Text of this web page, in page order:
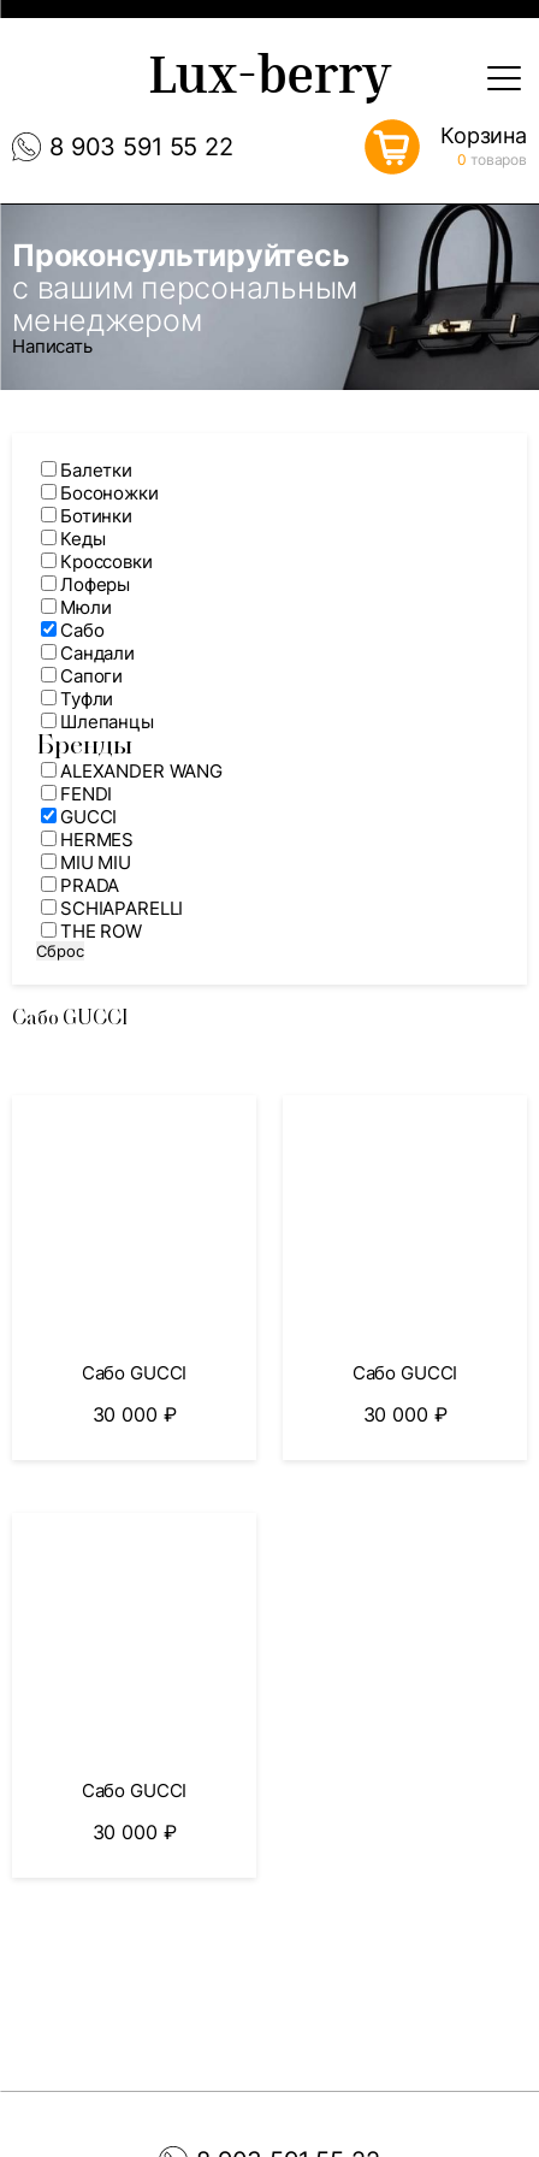
8 903 591 55 22
Lux-berry
Корзина
0 товаров
Проконсультируйтесь
с вашим персональным
менеджером
Написать
Балетки
Босоножки
Ботинки
Кеды
Кроссовки
Лоферы
Мюли
Сабо
Сандали
Сапоги
Туфли
Шлепанцы
Бренды
ALEXANDER WANG
FENDI
GUCCI
HERMES
MIU MIU
PRADA
SCHIAPARELLI
THE ROW
Сброс
Сабо GUCCI
Сабо GUCCI
30 000 ₽
Сабо GUCCI
30 000 ₽
Сабо GUCCI
30 000 ₽